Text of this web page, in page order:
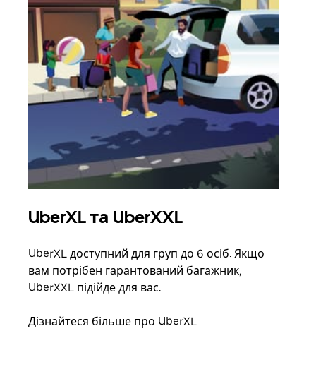
UberXL та UberXXL
UberXL доступний для груп до 6 осіб. Якщо
вам потрібен гарантований багажник,
UberXXL підійде для вас.
Дізнайтеся більше про UberXL